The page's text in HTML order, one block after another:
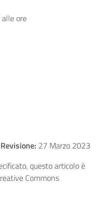
ore
Revisione: 27 Marzo 2023
questo articolo è
Commons